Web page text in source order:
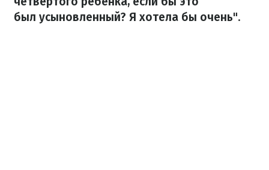
был усыновленный? Я хотела бы очень".